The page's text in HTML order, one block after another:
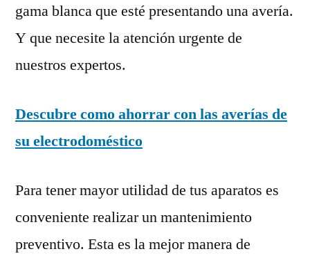
gama blanca que esté presentando una avería.
Y que necesite la atención urgente de
nuestros expertos.
Descubre como ahorrar con las averías de
su electrodoméstico
Para tener mayor utilidad de tus aparatos es
conveniente realizar un mantenimiento
preventivo. Esta es la mejor manera de